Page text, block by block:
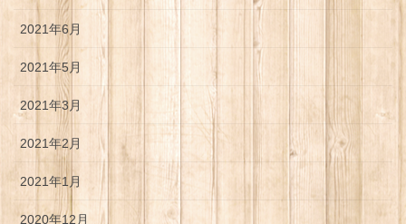
2021年6月
2021年5月
2021年3月
2021年2月
2021年1月
2020年12月